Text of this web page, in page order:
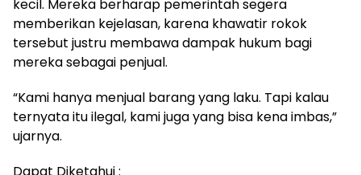
kecil. Mereka berharap pemerintah segera
memberikan kejelasan, karena khawatir rokok
tersebut justru membawa dampak hukum bagi
mereka sebagai penjual.
“Kami hanya menjual barang yang laku. Tapi kalau
ternyata itu ilegal, kami juga yang bisa kena imbas,”
ujarnya.